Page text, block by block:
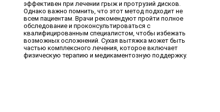
эффективен при лечении грыж и протрузий дисков.
Однако важно помнить, что этот метод подходит не
всем пациентам. Врачи рекомендуют пройти полное
обследование и проконсультироваться с
квалифицированным специалистом, чтобы избежать
возможных осложнений. Сухая вытяжка может быть
частью комплексного лечения, которое включает
физическую терапию и медикаментозную поддержку.